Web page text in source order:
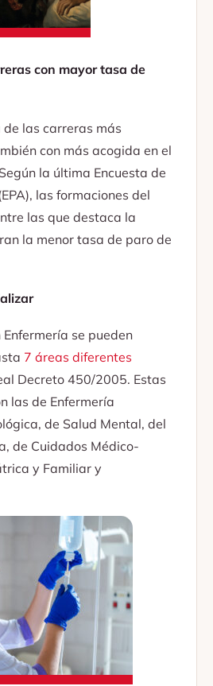
con mayor tasa de
de las carreras más
con más acogida en el
la última Encuesta de
las formaciones del
las que destaca la
la menor tasa de paro de
se pueden
7 áreas diferentes
Decreto 450/2005. Estas
las de Enfermería
de Salud Mental, del
de Cuidados Médico-
y Familiar y